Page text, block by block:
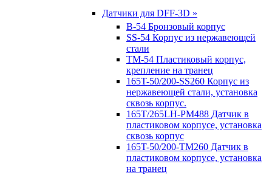
Датчики для DFF-3D »
B-54 Бронзовый корпус
SS-54 Корпус из нержавеющей
стали
TM-54 Пластиковый корпус,
крепление на транец
165T-50/200-SS260 Корпус из
нержавеющей стали, установка
сквозь корпус.
165T/265LH-PM488 Датчик в
пластиковом корпусе, установка
сквозь корпус
165T-50/200-TM260 Датчик в
пластиковом корпусе, установка
на транец